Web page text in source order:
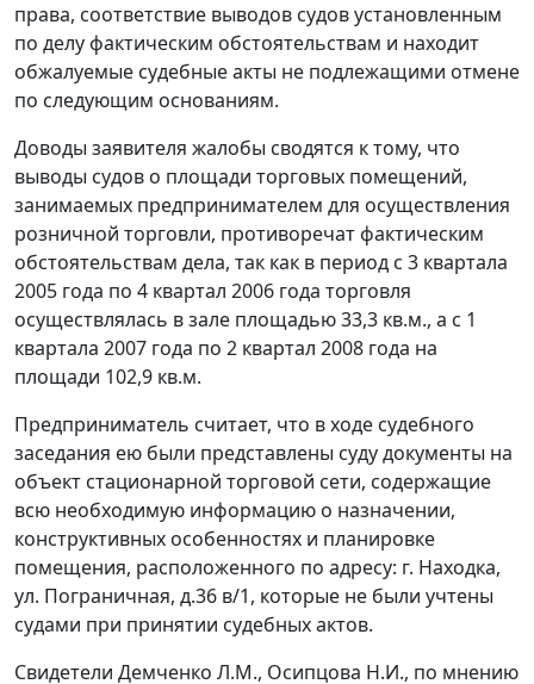
права, соответствие выводов судов установленным
по делу фактическим обстоятельствам и находит
обжалуемые судебные акты не подлежащими отмене
по следующим основаниям.
Доводы заявителя жалобы сводятся к тому, что
выводы судов о площади торговых помещений,
занимаемых предпринимателем для осуществления
розничной торговли, противоречат фактическим
обстоятельствам дела, так как в период с 3 квартала
2005 года по 4 квартал 2006 года торговля
осуществлялась в зале площадью 33,3 кв.м., а с 1
квартала 2007 года по 2 квартал 2008 года на
площади 102,9 кв.м.
Предприниматель считает, что в ходе судебного
заседания ею были представлены суду документы на
объект стационарной торговой сети, содержащие
всю необходимую информацию о назначении,
конструктивных особенностях и планировке
помещения, расположенного по адресу: г. Находка,
ул. Пограничная, д.36 в/1, которые не были учтены
судами при принятии судебных актов.
Свидетели Демченко Л.М., Осипцова Н.И., по мнению